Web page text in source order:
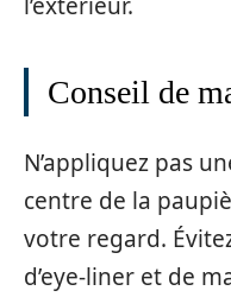
Conseil de
N’appliquez pas
centre de la
votre regard.
d’eye-liner et de